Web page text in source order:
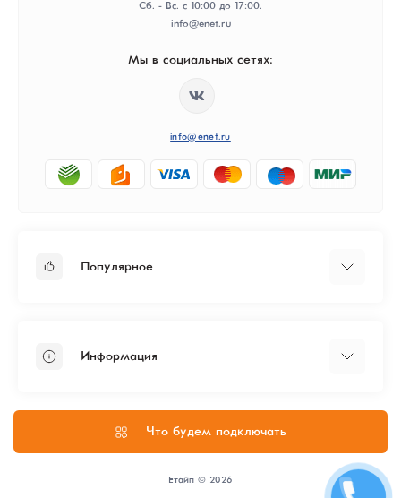
Сб. - Вс. с 10:00 до 17:00.
info@enet.ru
Мы в социальных сетях:
info@enet.ru
Популярное
ЦОД
Информация
Согласие на обработку персональных данных
О нас
Что будем подключать
Етайп © 2026